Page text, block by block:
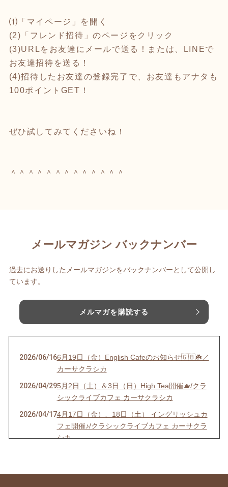
⑴ 「マイページ」 を開く
(2)「フレンド招待」のページをクリック
(3)URLをお友達にメールで送る！または、LINEで
お友達招待を送る！
(4)招待したお友達の登録完了で、お友達もアナタも
100ポイントGET！
ぜひ試してみてくださいね！
＾＾＾＾＾＾＾＾＾＾＾＾＾
メールマガジン バックナンバー
過去にお送りしたメールマガジンをバックナンバーとして公開し
ています。
メルマガを購読する
2026/06/166月19日（金）English Cafeのお知らせ🇬🇧☘️／
カーサクラシカ
2026/04/295月2日（土）＆3日（日）High Tea開催🫖/クラ
シックライブカフェ カーサクラシカ
2026/04/174月17日（金）、18日（土） イングリッシュカ
フェ開催♪/クラシックライブカフェ カーサクラ
シカ